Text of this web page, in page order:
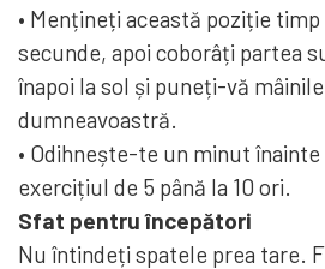
• Mențineți această poziție timp
secunde, apoi coborâți partea
înapoi la sol și puneți-vă
dumneavoastră.
• Odihnește-te un minut înainte
exercițiul de 5 până la 10 ori.
Sfat pentru începători
Nu întindeți spatele prea tare.